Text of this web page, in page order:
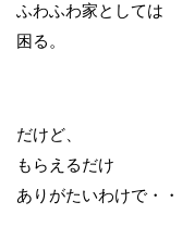
ふわふわ家としては
困る。
だけど、
もらえるだけ
ありがたいわけで・・